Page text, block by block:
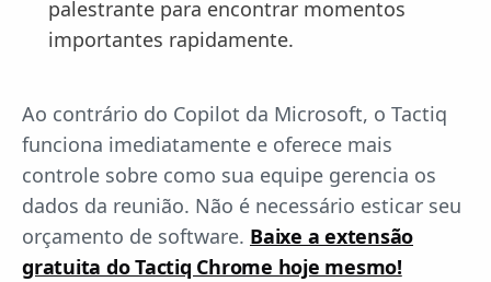
palestrante para encontrar momentos
importantes rapidamente.
Ao contrário do Copilot da Microsoft, o Tactiq
funciona imediatamente e oferece mais
controle sobre como sua equipe gerencia os
dados da reunião. Não é necessário esticar seu
orçamento de software. Baixe a extensão
gratuita do Tactiq Chrome hoje mesmo!